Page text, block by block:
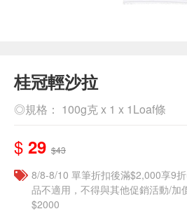
桂冠輕沙拉
◎規格： 100g克 x 1 x 1Loaf條
$ 29 $43
8/8-8/10 單筆折扣後滿$2,000享9
品不適用，不得與其他促銷活動/加
$2000